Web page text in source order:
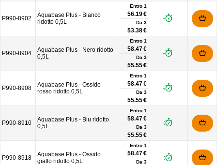
P990-8902
Aquabase Plus - Bianco
ridotto 0,5L
Entro 1
56.19 €
Da 3
53.38 €
P990-8904
Aquabase Plus - Nero ridotto
0,5L
Entro 1
58.47 €
Da 3
55.55 €
P990-8908
Aquabase Plus - Ossido
rosso ridotto 0,5L
Entro 1
58.47 €
Da 3
55.55 €
P990-8910
Aquabase Plus - Blu ridotto
0,5L
Entro 1
58.47 €
Da 3
55.55 €
P990-8918
Aquabase Plus - Ossido
giallo ridotto 0,5L
Entro 1
58.47 €
Da 3